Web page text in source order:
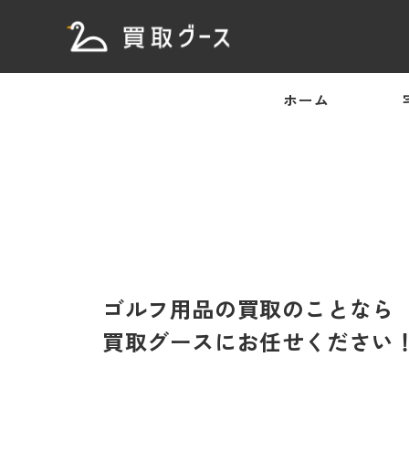
ホーム
ゴルフ用品の買取のことなら
買取グースにお任せください